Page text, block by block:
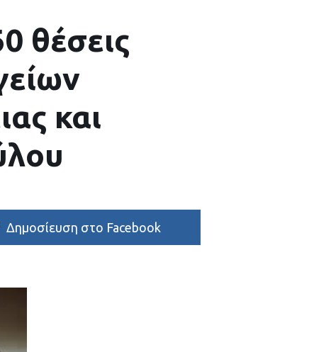
θέσεις
και
Δημοσίευση στο Facebook